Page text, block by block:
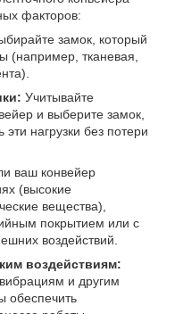
факторов:
замок, который
(например, тканевая,
Учитывайте
и выберите замок,
нагрузки без потери
ваш конвейер
(высокие
вещества),
покрытием или с
воздействий.
воздействиям:
и другим
обеспечить